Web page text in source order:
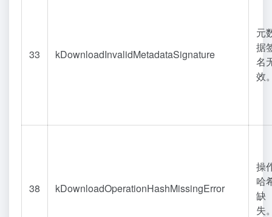
33 kDownloadInvalidMetadataSignature
元
据
名
效
38 kDownloadOperationHashMissingError
操
哈
缺
失